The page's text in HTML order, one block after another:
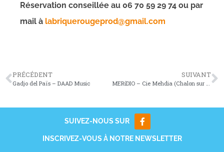
Réservation conseillée au 06 70 59 29 74 ou par
mail à labriquerougeprod@gmail.com
PRÉCÉDENT
Gadjo del Païs – DAAD Music
SUIVANT
MERíDIO – Cie Mehdia (Chalon sur Saône 71)
SUIVEZ-NOUS SUR
INSCRIVEZ-VOUS À NOTRE NEWSLETTER